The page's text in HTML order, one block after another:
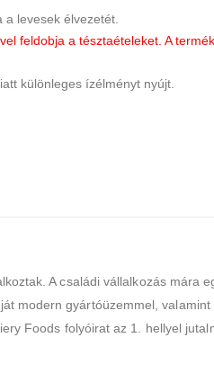
levesek élvezetét.
feldobja a tésztaételeket. A
különleges ízélményt nyújt.
A családi vállalkozás mára
modern gyártóüzemmel,
Foods folyóirat az 1. hellyel